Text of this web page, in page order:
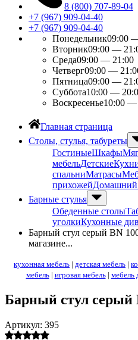
8 (800) 707-89-04
+7 (967) 909-04-40
+7 (967) 909-04-40
Понедельник09:00
Вторник09:00 —
Среда09:00 — 21:00
Четверг09:00 —
Пятница09:00 —
Суббота10:00 —
Воскресенье10:00 —
Главная страница
Столы, стулья, табуреты
ГостиныеШкафы
мебельДетские
спальниМатрасы
прихожей
Барные стулья
Обеденные столы
уголкиКухонные
Барный стул серый BN
магазине...
кухонная мебель | детская мебель |
мебель| игровая мебель| мебель
Барный стул серый
Артикул: 395